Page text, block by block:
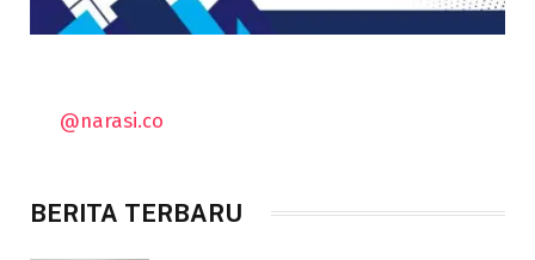
@narasi.co
BERITA TERBARU